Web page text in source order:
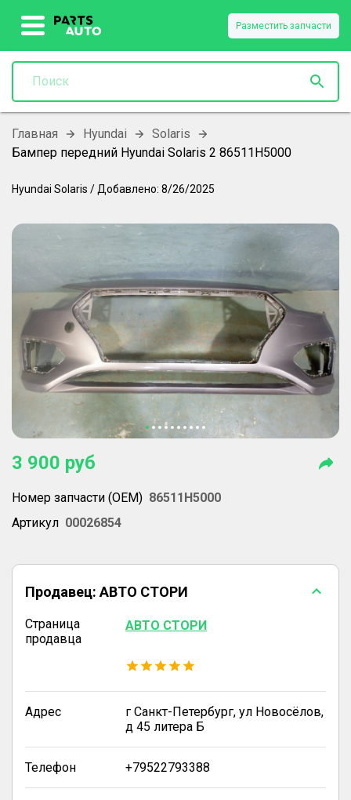
Разместить запчасти
Главная Hyundai
Solaris
Бампер передний Hyundai Solaris 2 86511H5000
Hyundai Solaris / Добавлено: 8/26/2025
3 900 руб
Номер запчасти (OEM) 86511H5000
Артикул 00026854
Продавец: АВТО СТОРИ
Страница
продавца
АВТО СТОРИ
Адрес
г Санкт-Петербург, ул Новосёлов,
д 45 литера Б
Телефон +79522793388